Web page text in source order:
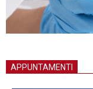
APPUNTAMENTI